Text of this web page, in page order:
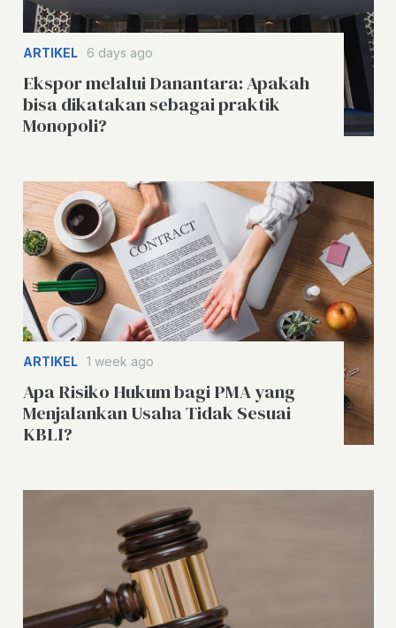
ARTIKEL 6 days ago
Ekspor melalui Danantara: Apakah
bisa dikatakan sebagai praktik
Monopoli?
ARTIKEL 1 week ago
Apa Risiko Hukum bagi PMA yang
Menjalankan Usaha Tidak Sesuai
KBLI?